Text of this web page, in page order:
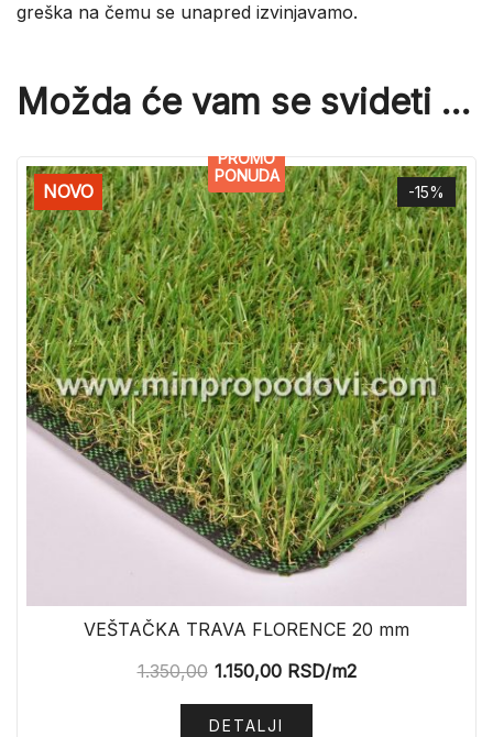
greška na čemu se unapred izvinjavamo.
Možda će vam se svideti …
-15%
NOVO
PROMO
PONUDA
VEŠTAČKA TRAVA FLORENCE 20 mm
1.350,00 1.150,00RSD/m2
DETALJI